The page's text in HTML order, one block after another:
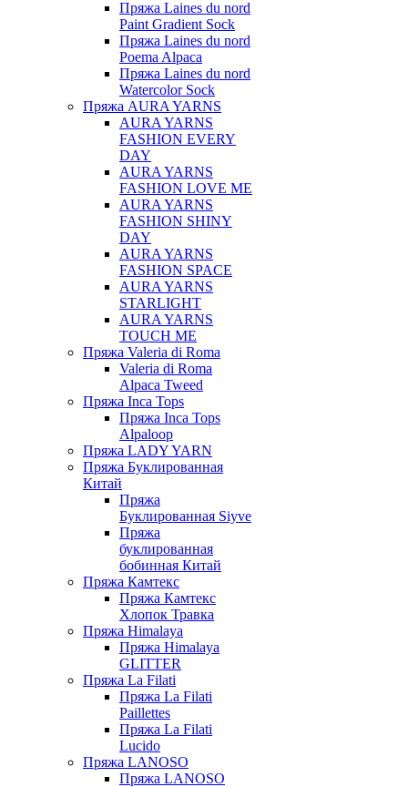
Пряжа Laines du nord
Paint Gradient Sock
Пряжа Laines du nord
Poema Alpaca
Пряжа Laines du nord
Watercolor Sock
Пряжа AURA YARNS
AURA YARNS
FASHION EVERY
DAY
AURA YARNS
FASHION LOVE ME
AURA YARNS
FASHION SHINY
DAY
AURA YARNS
FASHION SPACE
AURA YARNS
STARLIGHT
AURA YARNS
TOUCH ME
Пряжа Valeria di Roma
Valeria di Roma
Alpaca Tweed
Пряжа Inca Tops
Пряжа Inca Tops
Alpaloop
Пряжа LADY YARN
Пряжа Буклированная
Китай
Пряжа
Буклированная Siyve
Пряжа
буклированная
бобинная Китай
Пряжа Камтекс
Пряжа Камтекс
Хлопок Травка
Пряжа Himalaya
Пряжа Himalaya
GLITTER
Пряжа La Filati
Пряжа La Filati
Paillettes
Пряжа La Filati
Lucido
Пряжа LANOSO
Пряжа LANOSO